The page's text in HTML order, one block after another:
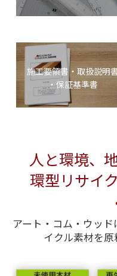
施工要領書・取扱説明
・保証基準書
人と環境、
環型リサイ
アート・コム・ウッ
イクル素材を原